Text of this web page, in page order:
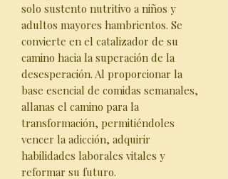
solo sustento nutritivo a niños y
adultos mayores hambrientos. Se
convierte en el catalizador de su
camino hacia la superación de la
desesperación. Al proporcionar la
base esencial de comidas semanales,
allanas el camino para la
transformación, permitiéndoles
vencer la adicción, adquirir
habilidades laborales vitales y
reformar su futuro.